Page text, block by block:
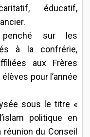
éducatif,
sur les
à la confrérie,
aux Frères
pour l’année
sous le titre «
politique en
réunion du Conseil